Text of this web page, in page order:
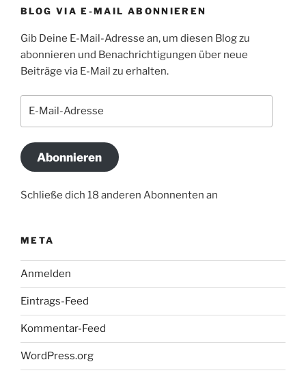
BLOG VIA E-MAIL ABONNIEREN
Gib Deine E-Mail-Adresse an, um diesen Blog zu
abonnieren und Benachrichtigungen über neue
Beiträge via E-Mail zu erhalten.
Abonnieren
Schließe dich 18 anderen Abonnenten an
META
Anmelden
Eintrags-Feed
Kommentar-Feed
WordPress.org